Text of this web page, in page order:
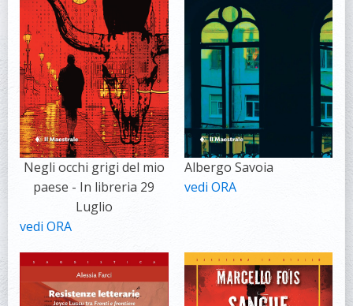
Negli occhi grigi del mio
paese - In libreria 29
Luglio
vedi ORA
Albergo Savoia
vedi ORA